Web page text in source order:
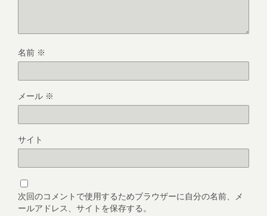
名前 ※
メール ※
サイト
次回のコメントで使用するためブラウザーに自分の名前、メ
ールアドレス、サイトを保存する。